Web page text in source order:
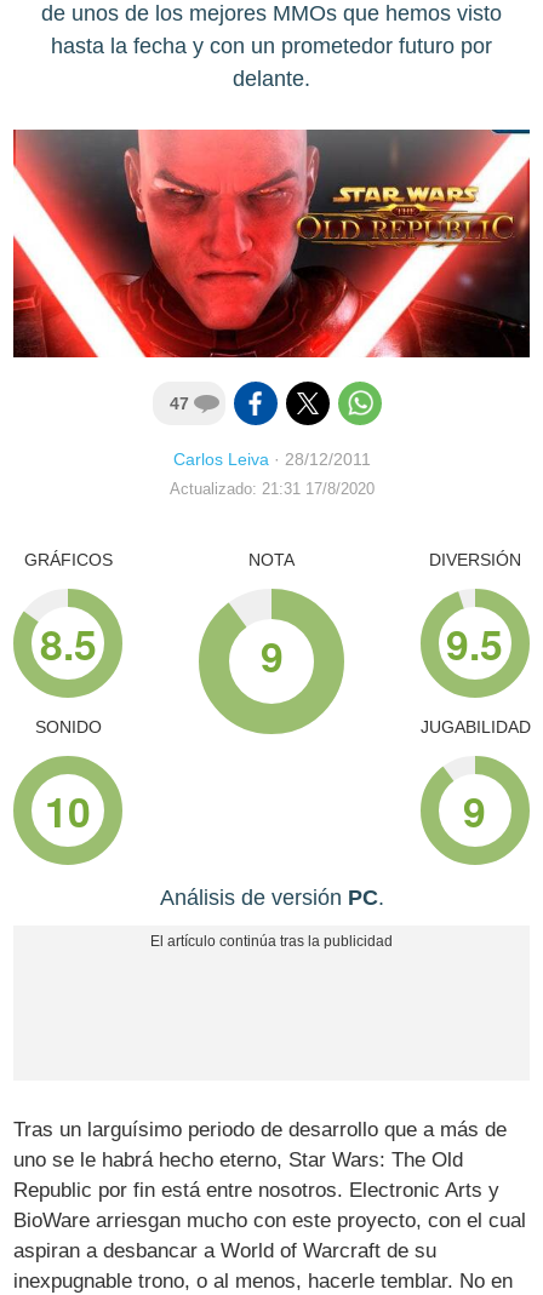
de unos de los mejores MMOs que hemos visto
hasta la fecha y con un prometedor futuro por
delante.
47
Carlos Leiva · 28/12/2011
Actualizado: 21:31 17/8/2020
GRÁFICOS
8.5
SONIDO
10
NOTA
9
DIVERSIÓN
9.5
JUGABILIDAD
9
Análisis de versión PC.
Tras un larguísimo periodo de desarrollo que a más de
uno se le habrá hecho eterno, Star Wars: The Old
Republic por fin está entre nosotros. Electronic Arts y
BioWare arriesgan mucho con este proyecto, con el cual
aspiran a desbancar a World of Warcraft de su
inexpugnable trono, o al menos, hacerle temblar. No en